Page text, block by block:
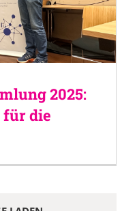
2025:
die